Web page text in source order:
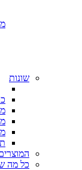
שונות
כל מה